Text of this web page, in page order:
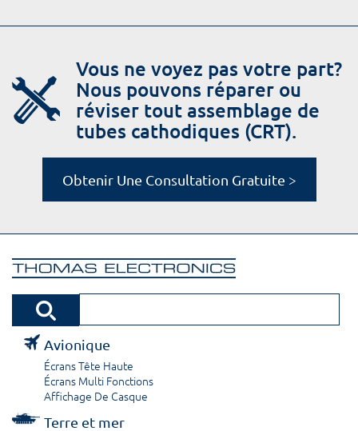
Vous ne voyez pas votre part?
Nous pouvons réparer ou
réviser tout assemblage de
tubes cathodiques (CRT).
Obtenir Une Consultation Gratuite >
Avionique
Écrans Tête Haute
Écrans Multi Fonctions
Affichage De Casque
Terre et mer